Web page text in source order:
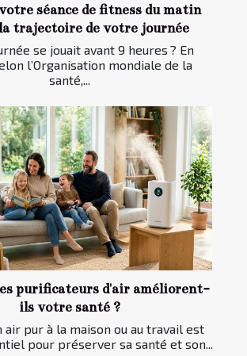
séance de fitness du matin
trajectoire de votre journée
se jouait avant 9 heures ? En
l’Organisation mondiale de la
santé,...
purificateurs d'air améliorent-
ils votre santé ?
air pur à la maison ou au travail est
pour préserver sa santé et son...